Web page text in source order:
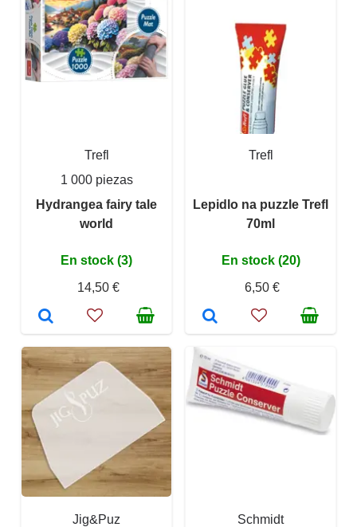
Trefl
1 000 piezas
Hydrangea fairy tale
world
En stock (3)
14,50 €
Trefl
Lepidlo na puzzle Trefl
70ml
En stock (20)
6,50 €
Jig&Puz Schmidt